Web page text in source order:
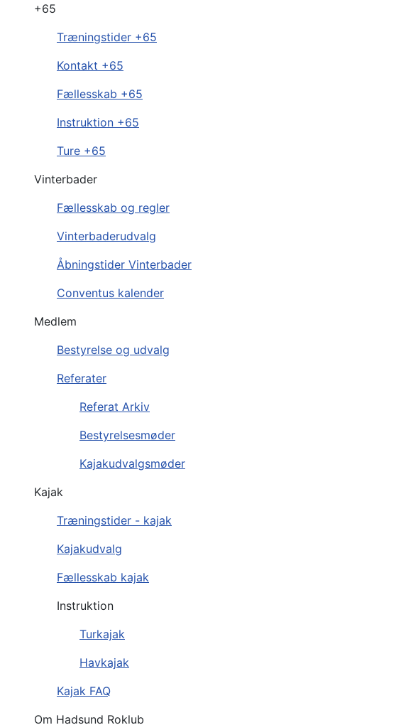
+65
Træningstider +65
Kontakt +65
Fællesskab +65
Instruktion +65
Ture +65
Vinterbader
Fællesskab og regler
Vinterbaderudvalg
Åbningstider Vinterbader
Conventus kalender
Medlem
Bestyrelse og udvalg
Referater
Referat Arkiv
Bestyrelsesmøder
Kajakudvalgsmøder
Kajak
Træningstider - kajak
Kajakudvalg
Fællesskab kajak
Instruktion
Turkajak
Havkajak
Kajak FAQ
Om Hadsund Roklub